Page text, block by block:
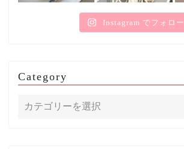
Instagram でフォロー
Category